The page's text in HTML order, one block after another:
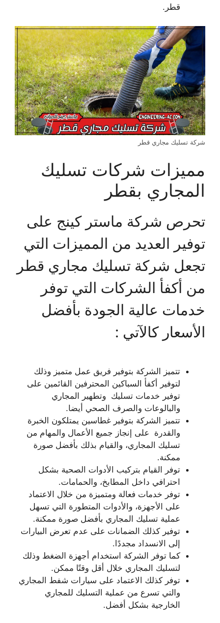
قطر.
شركة تسليك مجاري قطر
مميزات شركات تسليك
المجاري بقطر
تحرص شركة ماستر كينج على
توفير العديد من المميزات التي
تجعل شركة تسليك مجاري قطر
من أكفأ الشركات التي توفر
خدمات عالية الجودة بأفضل
الأسعار كالآتي :
تتميز الشركة بتوفير فريق عمل متميز وذلك
لتوفير أكفأ السباكين المحترفين القائمين على
توفير خدمات تسليك وتطهير المجاري
والبالوعات والصرف الصحي أيضا.
تتميز الشركة بتوفير غطاسين يمتلكون الخبرة
والقدرة على إنجاز جميع الأعمال والمهام من
تسليك المجاري، والقيام بذلك بأفضل صورة
ممكنة.
توفر القيام بتركيب الأدوات الصحية بشكل
احترافي داخل المطابخ، والحمامات.
توفر خدمات فعالة ومتميزة من خلال الاعتماد
على الأجهزة، والأدوات المتطورة التي تسهل
عملية تسليك المجاري بأفضل صورة ممكنة.
توفير كذلك الضمانات على عدم تعرض البيارات
إلى الانسداد مجددًا.
كما توفر الشركة استخدام أجهزة الضغط وذلك
لتسليك المجاري خلال أقل وقتًا ممكن.
توفر كذلك الاعتماد على سيارات شفط المجاري
والتي تسرع من عملية التسليك للمجاري
الخارجية بشكل أفضل.